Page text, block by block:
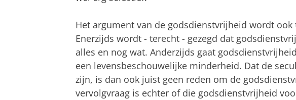
Het argument van de godsdienstvrijheid wordt
Enerzijds wordt - terecht - gezegd dat
alles en nog wat. Anderzijds gaat
een levensbeschouwelijke minderheid. Dat de
zijn, is dan ook juist geen reden om de
vervolgvraag is echter of die godsdienstvrijheid